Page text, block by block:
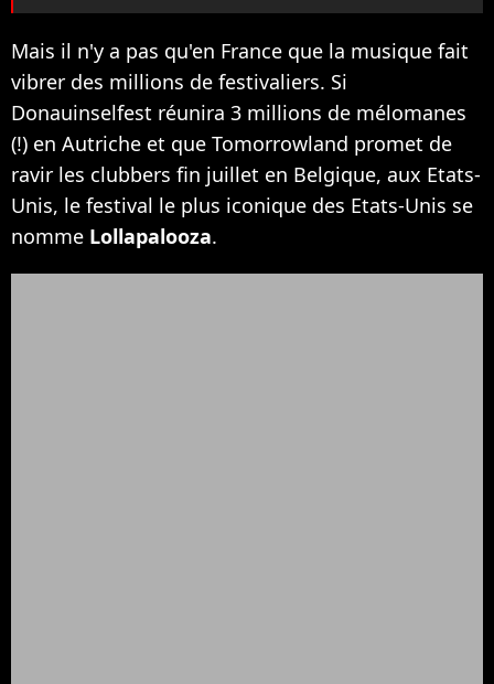
Mais il n'y a pas qu'en France que la musique fait
vibrer des millions de festivaliers. Si
Donauinselfest réunira 3 millions de mélomanes
(!) en Autriche et que Tomorrowland promet de
ravir les clubbers fin juillet en Belgique, aux Etats-
Unis, le festival le plus iconique des Etats-Unis se
nomme Lollapalooza.